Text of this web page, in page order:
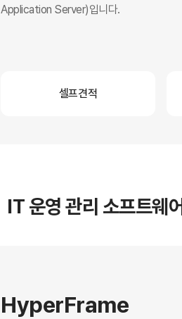
Application Server)입니다.
셀프견적
IT 운영 관리 소프트웨어
HyperFrame